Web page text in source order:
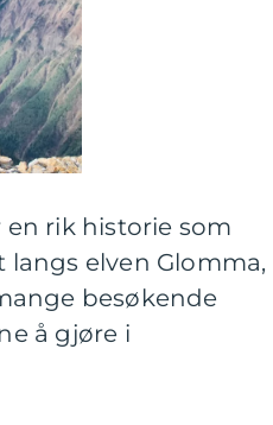
rik historie som
elven Glomma,
besøkende
å gjøre i